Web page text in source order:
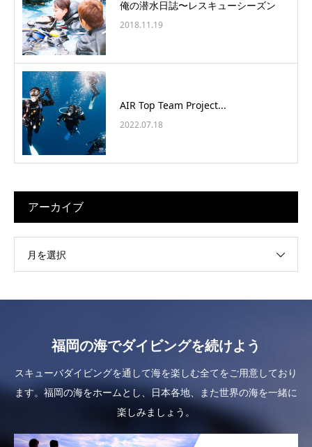
俺の潜水日誌〜レスキューシーズン
2018.11.19
AIR Top Team Project...
2022.07.18
アーカイブ
月を選択
福岡の海でダイビングを続けよう
スキューバダイビングを通して海を楽しむ全てをご用意しており
ます。福岡の海をホームとし、日本各地、また世界の海を一緒に
楽しみましょう。